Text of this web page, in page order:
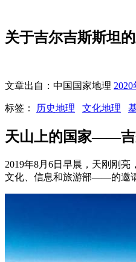
关于吉尔吉斯斯坦
文章出自：中国国家地理 2020
标签： 历史地理 文化地理
天山上的国家——吉
2019年8月6日早晨，天刚刚
文化、信息和旅游部——的邀